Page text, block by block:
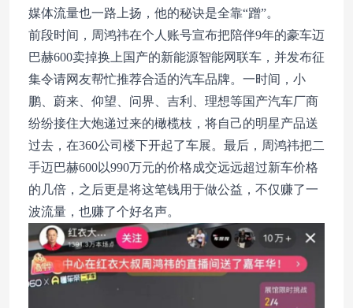
媒体流量也一路上扬，他的秘诀是全靠“蹭”。
前段时间，周鸿祎在个人账号宣布把陪伴9年的豪车迈
巴赫600卖掉换上国产的新能源智能网联车，并发布征
集令请网友帮忙推荐合适的汽车品牌。一时间，小
鹏、蔚来、仰望、问界、吉利、理想等国产汽车厂商
纷纷接住大炮递过来的橄榄枝，将自己的明星产品送
过去，在360公司楼下开起了车展。最后，周鸿祎把二
手迈巴赫600以990万元的价格成交远远超过新车价格
的几倍，之后更是将这笔钱用于做公益，不仅赚了一
波流量，也赚了个好名声。